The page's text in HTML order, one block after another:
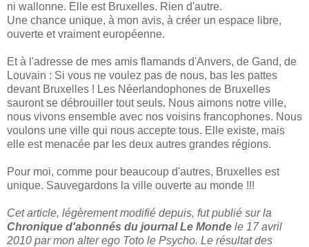
ni wallonne. Elle est Bruxelles. Rien d'autre.
Une chance unique, à mon avis, à créer un espace libre,
ouverte et vraiment européenne.
Et à l'adresse de mes amis flamands d'Anvers, de Gand, de
Louvain : Si vous ne voulez pas de nous, bas les pattes
devant Bruxelles ! Les Néerlandophones de Bruxelles
sauront se débrouiller tout seuls. Nous aimons notre ville,
nous vivons ensemble avec nos voisins francophones. Nous
voulons une ville qui nous accepte tous. Elle existe, mais
elle est menacée par les deux autres grandes régions.
Pour moi, comme pour beaucoup d'autres, Bruxelles est
unique. Sauvegardons la ville ouverte au monde !!!
Cet article, légèrement modifié depuis, fut publié sur la
Chronique d'abonnés du journal Le Monde le 17 avril
2010 par mon alter ego Toto le Psycho. Le résultat des